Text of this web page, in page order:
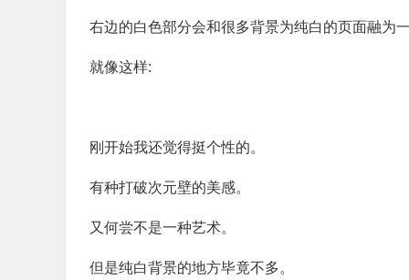
右边的白色部分会和很多背景为纯白的页面融为
就像这样:
刚开始我还觉得挺个性的。
有种打破次元壁的美感。
又何尝不是一种艺术。
但是纯白背景的地方毕竟不多。